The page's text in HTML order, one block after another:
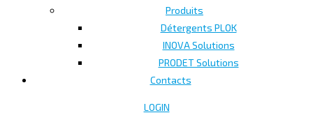
Produits
Détergents PLOK
INOVA Solutions
PRODET Solutions
Contacts
LOGIN